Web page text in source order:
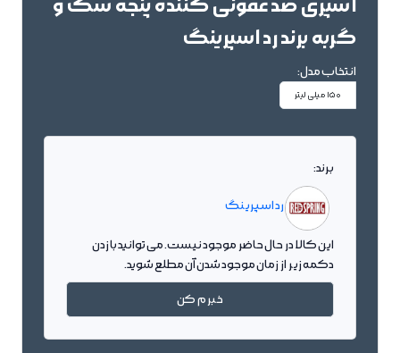
اسپری ضد عفونی کننده پنجه سگ و
گربه برند رد اسپرینگ
انتخاب مدل:
150 میلی لیتر
برند:
رد اسپرینگ
این کالا در حال حاضر موجود نیست. می توانید با زدن
دکمه زیر از زمان موجود شدن آن مطلع شوید.
خبرم کن